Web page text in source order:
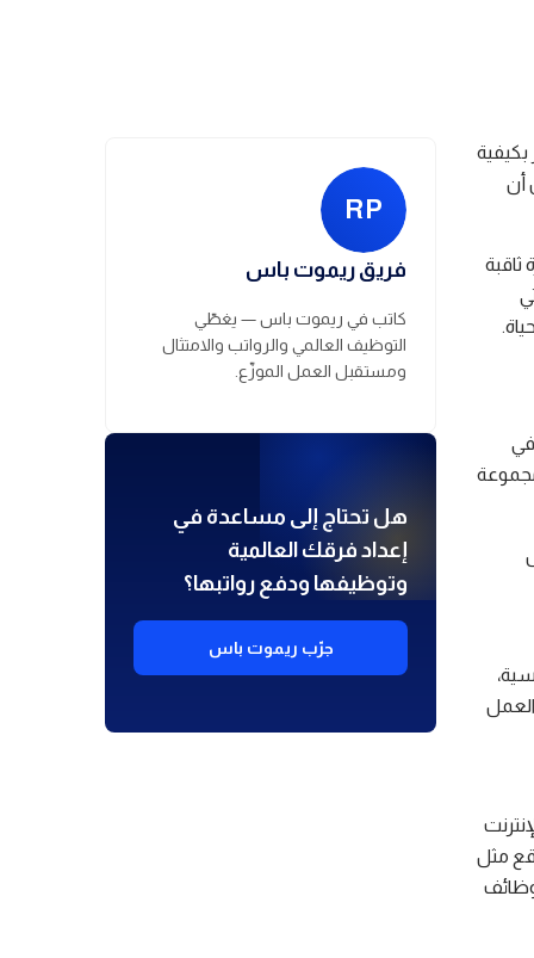
أن
في
مجموعة
مثل
RP
فريق ريموت باس
كاتب في ريموت باس — يغطّي
التوظيف العالمي والرواتب والامتثال
ومستقبل العمل الموزّع.
هل تحتاج إلى مساعدة في
إعداد فرقك العالمية
وتوظيفها ودفع رواتبها؟
جرّب ريموت باس